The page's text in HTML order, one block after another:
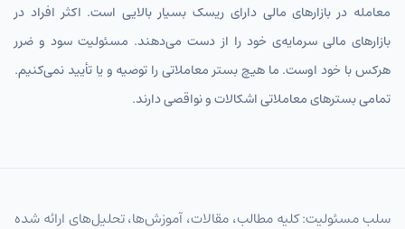
CHFIRT فرانک سوئیس
AUDIRT دلار استرالیا تومان
CADIRT دلار کانادا
NZDIRT دلار نیوزیلند تومان
معامله در بازارهای مالی دارای ریسک بسیار بالایی است. اکثر افراد در
بازارهای مالی سرمایه‌ی خود را از دست می‌دهند. مسئولیت سود و ضرر
هرکس با خود اوست. ما هیچ بستر معاملاتی را توصیه و یا تأیید نمی‌کنیم.
تمامی بسترهای معاملاتی اشکالات و نواقصی دارند.
سلب مسئولیت: کلیه مطالب، مقالات، آموزش‌ها، تحلیل‌های ارائه شده